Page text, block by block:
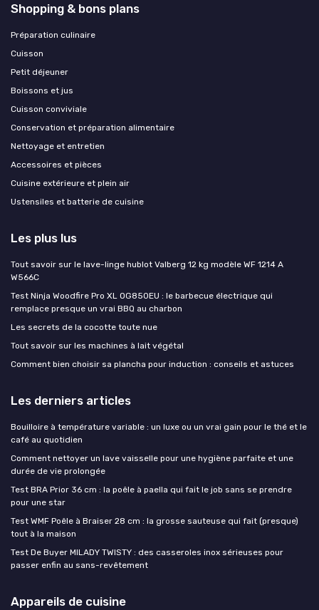
Shopping & bons plans
Préparation culinaire
Cuisson
Petit déjeuner
Boissons et jus
Cuisson conviviale
Conservation et préparation alimentaire
Nettoyage et entretien
Accessoires et pièces
Cuisine extérieure et plein air
Ustensiles et batterie de cuisine
Les plus lus
Tout savoir sur le lave-linge hublot Valberg 12 kg modèle WF 1214 A
W566C
Test Ninja Woodfire Pro XL OG850EU : le barbecue électrique qui
remplace presque un vrai BBQ au charbon
Les secrets de la cocotte toute nue
Tout savoir sur les machines à lait végétal
Comment bien choisir sa plancha pour induction : conseils et astuces
Les derniers articles
Bouilloire à température variable : un luxe ou un vrai gain pour le thé et le
café au quotidien
Comment nettoyer un lave vaisselle pour une hygiène parfaite et une
durée de vie prolongée
Test BRA Prior 36 cm : la poêle à paella qui fait le job sans se prendre
pour une star
Test WMF Poêle à Braiser 28 cm : la grosse sauteuse qui fait (presque)
tout à la maison
Test De Buyer MILADY TWISTY : des casseroles inox sérieuses pour
passer enfin au sans-revêtement
Appareils de cuisine